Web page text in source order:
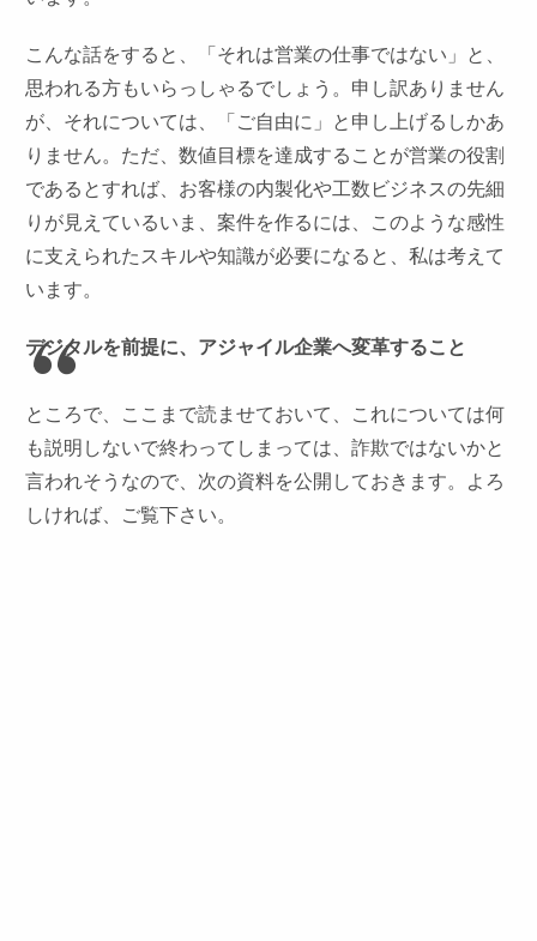
こんな話をすると、「それは営業の仕事ではない」と、
思われる方もいらっしゃるでしょう。申し訳ありません
が、それについては、「ご自由に」と申し上げるしかあ
りません。ただ、数値目標を達成することが営業の役割
であるとすれば、お客様の内製化や工数ビジネスの先細
りが見えているいま、案件を作るには、このような感性
に支えられたスキルや知識が必要になると、私は考えて
います。
デジタルを前提に、アジャイル企業へ変革すること
ところで、ここまで読ませておいて、これについては何
も説明しないで終わってしまっては、詐欺ではないかと
言われそうなので、次の資料を公開しておきます。よろ
しければ、ご覧下さい。